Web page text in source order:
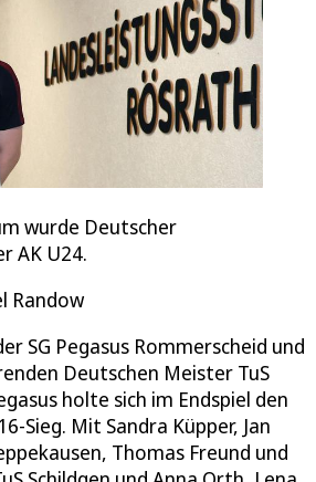
wurde Deutscher
AK U24.
Randow
SG Pegasus Rommerscheid und
Deutschen Meister TuS
holte sich im Endspiel den
Sieg. Mit Sandra Küpper, Jan
Thomas Freund und